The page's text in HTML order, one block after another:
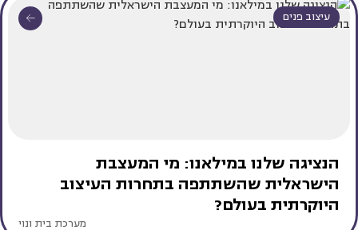
עיצוב פנים
הנציגה שלנו במילאנו: מי המעצבת
הישראלית שהשתתפה בתחרות העיצוב
היוקרתית בעולם?
מערכת בית ונוי